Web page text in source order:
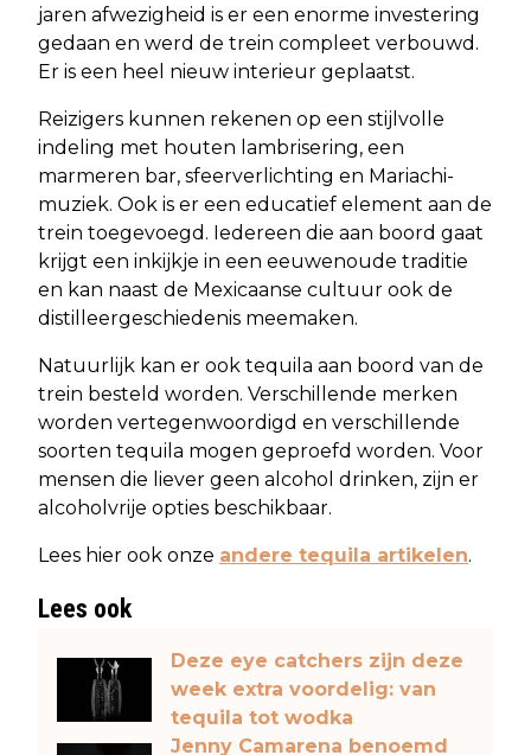
jaren afwezigheid is er een enorme investering
gedaan en werd de trein compleet verbouwd.
Er is een heel nieuw interieur geplaatst.
Reizigers kunnen rekenen op een stijlvolle
indeling met houten lambrisering, een
marmeren bar, sfeerverlichting en Mariachi-
muziek. Ook is er een educatief element aan de
trein toegevoegd. Iedereen die aan boord gaat
krijgt een inkijkje in een eeuwenoude traditie
en kan naast de Mexicaanse cultuur ook de
distilleergeschiedenis meemaken.
Natuurlijk kan er ook tequila aan boord van de
trein besteld worden. Verschillende merken
worden vertegenwoordigd en verschillende
soorten tequila mogen geproefd worden. Voor
mensen die liever geen alcohol drinken, zijn er
alcoholvrije opties beschikbaar.
Lees hier ook onze andere tequila artikelen.
Lees ook
Deze eye catchers zijn deze
week extra voordelig: van
tequila tot wodka
Jenny Camarena benoemd